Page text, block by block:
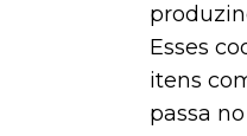
Esses
itens
passa